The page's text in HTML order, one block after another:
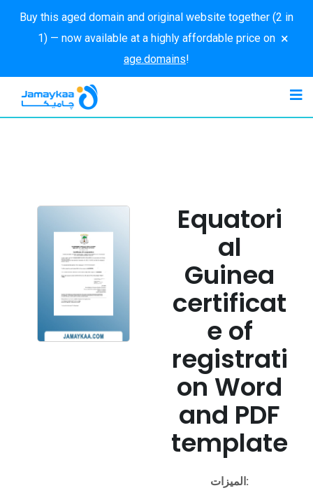
Buy this aged domain and original website together (2 in
1) — now available at a highly affordable price on
age.domains!
×
Equatori
al
Guinea
certificat
e of
registrati
on Word
and PDF
template
الميزات: